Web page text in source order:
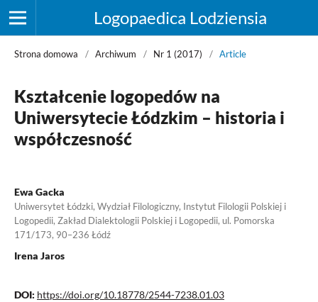
Logopaedica Lodziensia
Strona domowa / Archiwum / Nr 1 (2017) / Article
Kształcenie logopedów na
Uniwersytecie Łódzkim – historia i
współczesność
Ewa Gacka
Uniwersytet Łódzki, Wydział Filologiczny, Instytut Filologii Polskiej i
Logopedii, Zakład Dialektologii Polskiej i Logopedii, ul. Pomorska
171/173, 90–236 Łódź
Irena Jaros
DOI: https://doi.org/10.18778/2544-7238.01.03